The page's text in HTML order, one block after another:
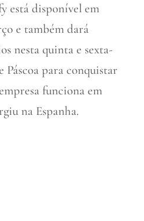
está disponível em
e também dará
nesta quinta e sexta-
Páscoa para conquistar
funciona em
na Espanha.